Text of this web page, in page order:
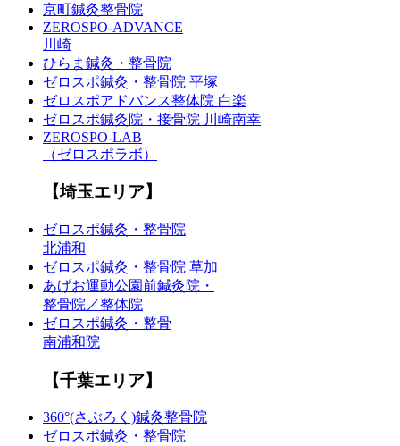
京町鍼灸整骨院
ZEROSPO-ADVANCE
川崎
ひらま鍼灸・整骨院
ゼロスポ鍼灸・整骨院 平塚
ゼロスポアドバンス整体院 白楽
ゼロスポ鍼灸院・接骨院 川崎南幸
ZEROSPO-LAB
（ゼロスポラボ）
【埼玉エリア】
ゼロスポ鍼灸・整骨院
北浦和
ゼロスポ鍼灸・整骨院 草加
あげお運動公園前鍼灸院・
整骨院／整体院
ゼロスポ鍼灸・整骨
南浦和院
【千葉エリア】
360°(さぶろく)鍼灸整骨院
ゼロスポ鍼灸・整骨院